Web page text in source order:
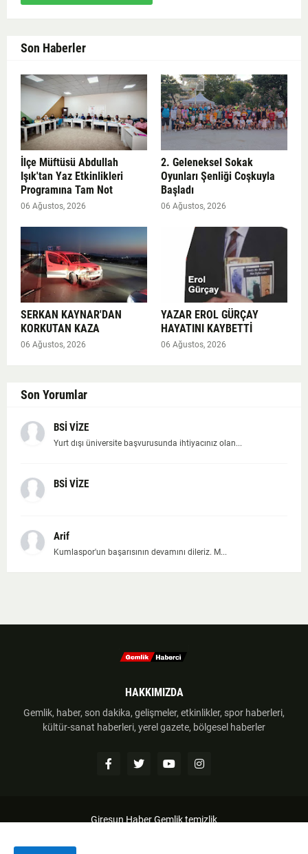
Son Haberler
İlçe Müftüsü Abdullah
Işık'tan Yaz Etkinlikleri
Programına Tam Not
06 Ağustos, 2026
2. Geleneksel Sokak
Oyunları Şenliği Coşkuyla
Başladı
06 Ağustos, 2026
SERKAN KAYNAR'DAN
KORKUTAN KAZA
06 Ağustos, 2026
YAZAR EROL GÜRÇAY
HAYATINI KAYBETTİ
06 Ağustos, 2026
Son Yorumlar
BSİ VİZE
Yurt dışı üniversite başvurusunda ihtiyacınız olan...
BSİ VİZE
Arif
Kumlaspor'un başarısının devamını dileriz. M...
HAKKIMIZDA
Gemlik, haber, son dakika, gelişmeler, etkinlikler, spor haberleri,
kültür-sanat haberleri, yerel gazete, bölgesel haberler
Giresun HaberGemlik temizlik